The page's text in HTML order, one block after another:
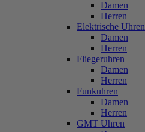
Damen
Herren
Elektrische Uhren
Damen
Herren
Fliegeruhren
Damen
Herren
Funkuhren
Damen
Herren
GMT Uhren